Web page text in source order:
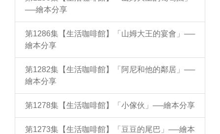
──繪本分享
第1286集【生活咖啡館】「山姆大王的宴會」──
繪本分享
第1282集【生活咖啡館】「阿尼和他的鄰居」──
繪本分享
第1278集【生活咖啡館】「小傢伙」──繪本分享
第1273集【生活咖啡館】「豆豆的尾巴」──繪本